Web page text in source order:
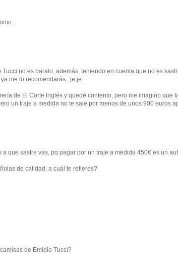
Tucci no es barato, además, teniendo en cuenta que no es
me lo recomendarás...je,je.
de El Corte Inglés y quedé contento, pero me imagino que
un traje a medida no te sale por menos de unos 900 euros
a que sastre vas, pq pagar por un traje a medida 450€ es un
de calidad, a cuál te refieres?
de Emidio Tucci?